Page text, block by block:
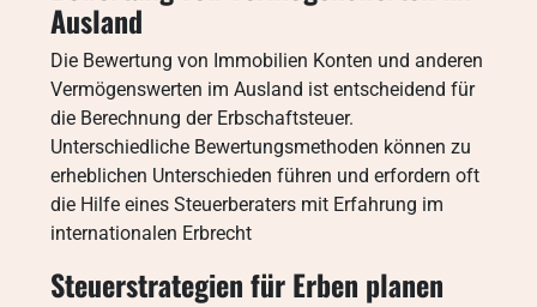
Ausland
Die Bewertung von Immobilien Konten und anderen
Vermögenswerten im Ausland ist entscheidend für
die Berechnung der Erbschaftsteuer.
Unterschiedliche Bewertungsmethoden können zu
erheblichen Unterschieden führen und erfordern oft
die Hilfe eines Steuerberaters mit Erfahrung im
internationalen Erbrecht
Steuerstrategien für Erben planen